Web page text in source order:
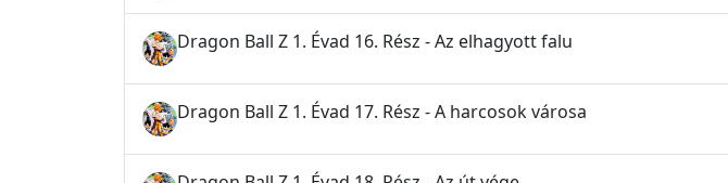
Dragon Ball Z 1. Évad 16. Rész - Az elhagyott falu
Dragon Ball Z 1. Évad 17. Rész - A harcosok városa